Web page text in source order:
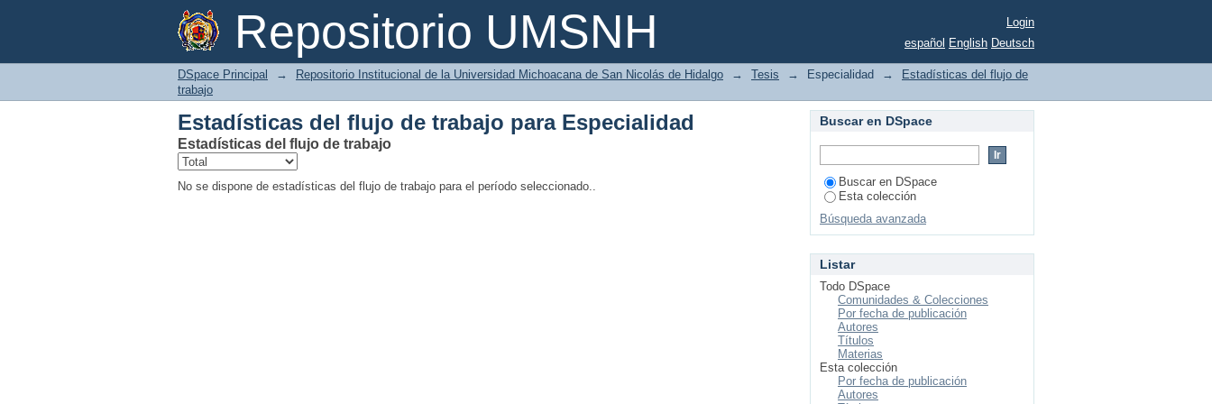
Repositorio UMSNH
Estadísticas del flujo de trabajo
Login
español English Deutsch
DSpace Principal → Repositorio Institucional de la Universidad Michoacana de San Nicolás de Hidalgo → Tesis → Especialidad →
Estadísticas del flujo de
trabajo
Estadísticas del flujo de trabajo para Especialidad
Estadísticas del flujo de trabajo
No se dispone de estadísticas del flujo de trabajo para el período seleccionado..
Buscar en DSpace
Buscar en DSpace
Esta colección
Búsqueda avanzada
Listar
Todo DSpace
Comunidades & Colecciones
Por fecha de publicación
Autores
Títulos
Materias
Esta colección
Por fecha de publicación
Autores